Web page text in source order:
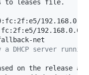
DHCP server